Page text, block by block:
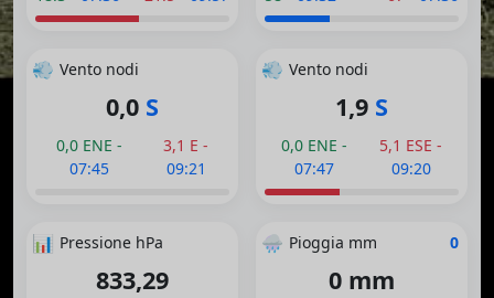
💨 Vento nodi
0,0 S
0,0 ENE -
07:45
3,1 E -
09:21
💨 Vento nodi
1,9 S
0,0 ENE -
07:47
5,1 ESE -
09:20
📊 Pressione hPa
833,29
🌧️ Pioggia mm 0
0 mm